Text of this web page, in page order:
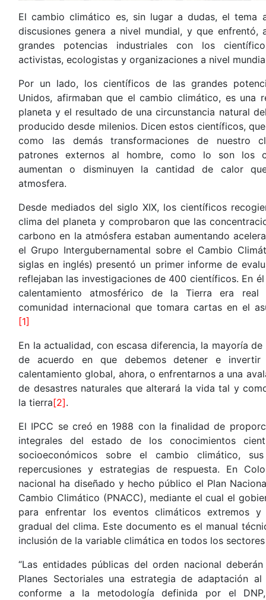
El cambio climático es, sin lugar a dudas, el tema
discusiones genera a nivel mundial, y que enfrentó,
grandes potencias industriales con los
activistas, ecologistas y organizaciones a nivel
Por un lado, los científicos de las grandes
Unidos, afirmaban que el cambio climático, es una
planeta y el resultado de una circunstancia natural
producido desde milenios. Dicen estos científicos,
como las demás transformaciones de nuestro
patrones externos al hombre, como lo son los
aumentan o disminuyen la cantidad de calor
atmosfera.
Desde mediados del siglo XIX, los científicos
clima del planeta y comprobaron que las
carbono en la atmósfera estaban aumentando
el Grupo Intergubernamental sobre el Cambio
siglas en inglés) presentó un primer informe de
reflejaban las investigaciones de 400 científicos. En
calentamiento atmosférico de la Tierra era
comunidad internacional que tomara cartas en el
[1]
En la actualidad, con escasa diferencia, la mayoría
de acuerdo en que debemos detener e
calentamiento global, ahora, o enfrentarnos a una
de desastres naturales que alterará la vida tal y
la tierra[2].
El IPCC se creó en 1988 con la finalidad de
integrales del estado de los conocimientos
socioeconómicos sobre el cambio climático,
repercusiones y estrategias de respuesta. En
nacional ha diseñado y hecho público el Plan
Cambio Climático (PNACC), mediante el cual el
para enfrentar los eventos climáticos extremos y
gradual del clima. Este documento es el manual
inclusión de la variable climática en todos los
“Las entidades públicas del orden nacional
Planes Sectoriales una estrategia de adaptación
conforme a la metodología definida por el